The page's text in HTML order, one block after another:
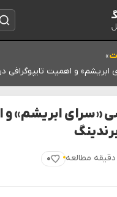
تغییر
باز کردن
»
و اهمیت تایپوگرافی
«سرای ابریشم»
۰
پسندیدن